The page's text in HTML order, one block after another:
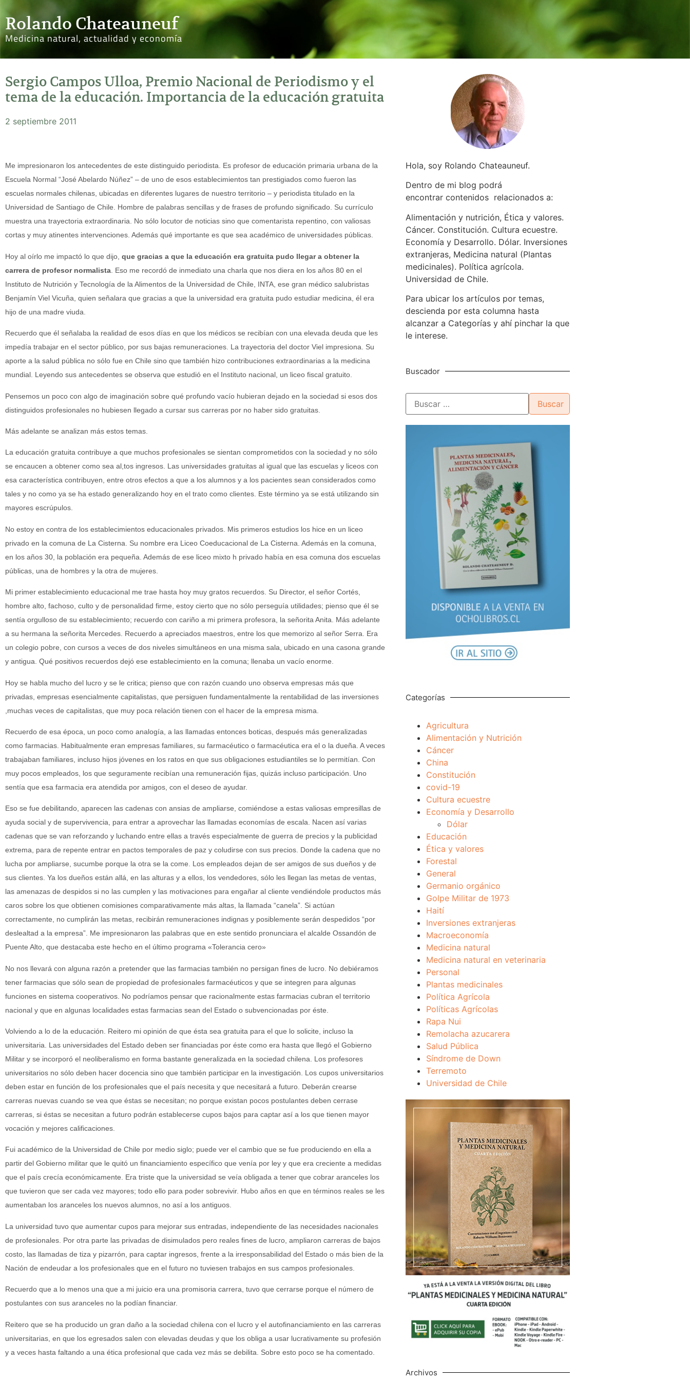
Rolando Chateauneuf
Medicina natural, actualidad y economía
Sergio Campos Ulloa, Premio Nacional de Periodismo y el
tema de la educación. Importancia de la educación gratuita
2 septiembre 2011
Me impresionaron los antecedentes de este distinguido periodista. Es profesor de educación primaria urbana de la
Escuela Normal “José Abelardo Núñez” – de uno de esos establecimientos tan prestigiados como fueron las
escuelas normales chilenas, ubicadas en diferentes lugares de nuestro territorio – y periodista titulado en la
Universidad de Santiago de Chile. Hombre de palabras sencillas y de frases de profundo significado. Su currículo
muestra una trayectoria extraordinaria. No sólo locutor de noticias sino que comentarista repentino, con valiosas
cortas y muy atinentes intervenciones. Además qué importante es que sea académico de universidades públicas.
Hoy al oírlo me impactó lo que dijo, que gracias a que la educación era gratuita pudo llegar a obtener la
carrera de profesor normalista . Eso me recordó de inmediato una charla que nos diera en los años 80 en el
Instituto de Nutrición y Tecnología de la Alimentos de la Universidad de Chile, INTA, ese gran médico salubristas
Benjamín Viel Vicuña, quien señalara que gracias a que la universidad era gratuita pudo estudiar medicina, él era
hijo de una madre viuda.
Recuerdo que él señalaba la realidad de esos días en que los médicos se recibían con una elevada deuda que les
impedía trabajar en el sector público, por sus bajas remuneraciones. La trayectoria del doctor Viel impresiona. Su
aporte a la salud pública no sólo fue en Chile sino que también hizo contribuciones extraordinarias a la medicina
mundial. Leyendo sus antecedentes se observa que estudió en el Instituto nacional, un liceo fiscal gratuito.
Pensemos un poco con algo de imaginación sobre qué profundo vacío hubieran dejado en la sociedad si esos dos
distinguidos profesionales no hubiesen llegado a cursar sus carreras por no haber sido gratuitas.
Más adelante se analizan más estos temas.
La educación gratuita contribuye a que muchos profesionales se sientan comprometidos con la sociedad y no sólo
se encaucen a obtener como sea al,tos ingresos. Las universidades gratuitas al igual que las escuelas y liceos con
esa característica contribuyen, entre otros efectos a que a los alumnos y a los pacientes sean considerados como
tales y no como ya se ha estado generalizando hoy en el trato como clientes. Este término ya se está utilizando sin
mayores escrúpulos.
No estoy en contra de los establecimientos educacionales privados. Mis primeros estudios los hice en un liceo
privado en la comuna de La Cisterna. Su nombre era Liceo Coeducacional de La Cisterna. Además en la comuna,
en los años 30, la población era pequeña. Además de ese liceo mixto h privado había en esa comuna dos escuelas
públicas, una de hombres y la otra de mujeres.
Mi primer establecimiento educacional me trae hasta hoy muy gratos recuerdos. Su Director, el señor Cortés,
hombre alto, fachoso, culto y de personalidad firme, estoy cierto que no sólo perseguía utilidades; pienso que él se
sentía orgulloso de su establecimiento; recuerdo con cariño a mi primera profesora, la señorita Anita. Más adelante
a su hermana la señorita Mercedes. Recuerdo a apreciados maestros, entre los que memorizo al señor Serra. Era
un colegio pobre, con cursos a veces de dos niveles simultáneos en una misma sala, ubicado en una casona grande
y antigua. Qué positivos recuerdos dejó ese establecimiento en la comuna; llenaba un vacío enorme.
Hoy se habla mucho del lucro y se le critica; pienso que con razón cuando uno observa empresas más que
privadas, empresas esencialmente capitalistas, que persiguen fundamentalmente la rentabilidad de las inversiones
,muchas veces de capitalistas, que muy poca relación tienen con el hacer de la empresa misma.
Recuerdo de esa época, un poco como analogía, a las llamadas entonces boticas, después más generalizadas
como farmacias. Habitualmente eran empresas familiares, su farmacéutico o farmacéutica era el o la dueña. A veces
trabajaban familiares, incluso hijos jóvenes en los ratos en que sus obligaciones estudiantiles se lo permitían. Con
muy pocos empleados, los que seguramente recibían una remuneración fijas, quizás incluso participación. Uno
sentía que esa farmacia era atendida por amigos, con el deseo de ayudar.
Eso se fue debilitando, aparecen las cadenas con ansias de ampliarse, comiéndose a estas valiosas empresillas de
ayuda social y de supervivencia, para entrar a aprovechar las llamadas economías de escala. Nacen así varias
cadenas que se van reforzando y luchando entre ellas a través especialmente de guerra de precios y la publicidad
extrema, para de repente entrar en pactos temporales de paz y coludirse con sus precios. Donde la cadena que no
lucha por ampliarse, sucumbe porque la otra se la come. Los empleados dejan de ser amigos de sus dueños y de
sus clientes. Ya los dueños están allá, en las alturas y a ellos, los vendedores, sólo les llegan las metas de ventas,
las amenazas de despidos si no las cumplen y las motivaciones para engañar al cliente vendiéndole productos más
caros sobre los que obtienen comisiones comparativamente más altas, la llamada “canela”. Si actúan
correctamente, no cumplirán las metas, recibirán remuneraciones indignas y posiblemente serán despedidos “por
deslealtad a la empresa”. Me impresionaron las palabras que en este sentido pronunciara el alcalde Ossandón de
Puente Alto, que destacaba este hecho en el último programa «Tolerancia cero»
No nos llevará con alguna razón a pretender que las farmacias también no persigan fines de lucro. No debiéramos
tener farmacias que sólo sean de propiedad de profesionales farmacéuticos y que se integren para algunas
funciones en sistema cooperativos. No podríamos pensar que racionalmente estas farmacias cubran el territorio
nacional y que en algunas localidades estas farmacias sean del Estado o subvencionadas por éste.
Volviendo a lo de la educación. Reitero mi opinión de que ésta sea gratuita para el que lo solicite, incluso la
universitaria. Las universidades del Estado deben ser financiadas por éste como era hasta que llegó el Gobierno
Militar y se incorporó el neoliberalismo en forma bastante generalizada en la sociedad chilena. Los profesores
universitarios no sólo deben hacer docencia sino que también participar en la investigación. Los cupos universitarios
deben estar en función de los profesionales que el país necesita y que necesitará a futuro. Deberán crearse
carreras nuevas cuando se vea que éstas se necesitan; no porque existan pocos postulantes deben cerrase
carreras, si éstas se necesitan a futuro podrán establecerse cupos bajos para captar así a los que tienen mayor
vocación y mejores calificaciones.
Fui académico de la Universidad de Chile por medio siglo; puede ver el cambio que se fue produciendo en ella a
partir del Gobierno militar que le quitó un financiamiento específico que venía por ley y que era creciente a medidas
que el país crecía económicamente. Era triste que la universidad se veía obligada a tener que cobrar aranceles los
que tuvieron que ser cada vez mayores; todo ello para poder sobrevivir. Hubo años en que en términos reales se les
aumentaban los aranceles los nuevos alumnos, no así a los antiguos.
La universidad tuvo que aumentar cupos para mejorar sus entradas, independiente de las necesidades nacionales
de profesionales. Por otra parte las privadas de disimulados pero reales fines de lucro, ampliaron carreras de bajos
costo, las llamadas de tiza y pizarrón, para captar ingresos, frente a la irresponsabilidad del Estado o más bien de la
Nación de endeudar a los profesionales que en el futuro no tuviesen trabajos en sus campos profesionales.
Recuerdo que a lo menos una que a mi juicio era una promisoria carrera, tuvo que cerrarse porque el número de
postulantes con sus aranceles no la podían financiar.
Reitero que se ha producido un gran daño a la sociedad chilena con el lucro y el autofinanciamiento en las carreras
universitarias, en que los egresados salen con elevadas deudas y que los obliga a usar lucrativamente su profesión
y a veces hasta faltando a una ética profesional que cada vez más se debilita. Sobre esto poco se ha comentado.
Hola, soy Rolando Chateauneuf.
Dentro de mi blog podrá
encontrar contenidos relacionados a:
Alimentación y nutrición, Ética y valores.
Cáncer. Constitución. Cultura ecuestre.
Economía y Desarrollo. Dólar. Inversiones
extranjeras, Medicina natural (Plantas
medicinales). Política agrícola.
Universidad de Chile.
Para ubicar los artículos por temas,
descienda por esta columna hasta
alcanzar a Categorías y ahí pinchar la que
le interese.
Buscador
Categorías
Agricultura
Alimentación y Nutrición
Cáncer
China
Constitución
covid-19
Cultura ecuestre
Economía y Desarrollo
Dólar
Educación
Ética y valores
Forestal
General
Germanio orgánico
Golpe Militar de 1973
Haití
Inversiones extranjeras
Macroeconomía
Medicina natural
Medicina natural en veterinaria
Personal
Plantas medicinales
Política Agrícola
Políticas Agrícolas
Rapa Nui
Remolacha azucarera
Salud Pública
Síndrome de Down
Terremoto
Universidad de Chile
Archivos